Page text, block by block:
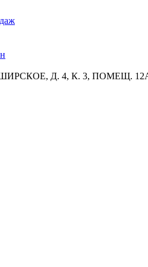
Д. 4, К. 3, ПОМЕЩ.